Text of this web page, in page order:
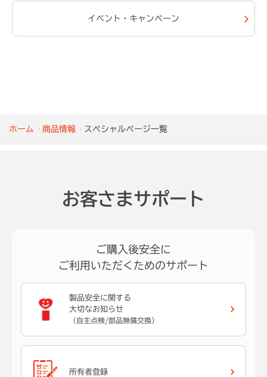
ホーム 商品情報 スペシャルページ一覧
イベント・キャンペーン
お客さまサポート
ご購入後安全に
ご利用いただくためのサポート
製品安全に関する
大切なお知らせ
（自主点検/部品無償交換）
所有者登録